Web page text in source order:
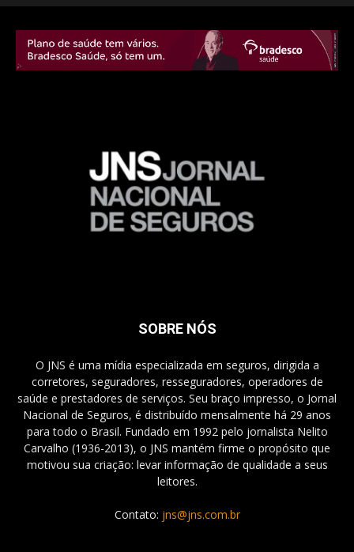
SOBRE NÓS
O JNS é uma mídia especializada em seguros, dirigida a
corretores, seguradores, resseguradores, operadores de
saúde e prestadores de serviços. Seu braço impresso, o Jornal
Nacional de Seguros, é distribuído mensalmente há 29 anos
para todo o Brasil. Fundado em 1992 pelo jornalista Nelito
Carvalho (1936-2013), o JNS mantém firme o propósito que
motivou sua criação: levar informação de qualidade a seus
leitores.
Contato: jns@jns.com.br